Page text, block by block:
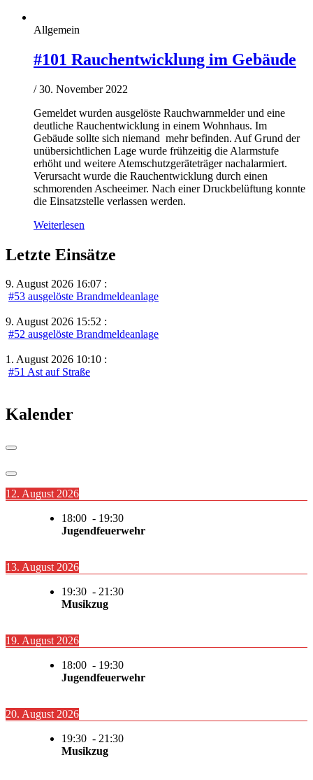
Allgemein
#101 Rauchentwicklung im Gebäude
/ 30. November 2022
Gemeldet wurden ausgelöste Rauchwarnmelder und eine
deutliche Rauchentwicklung in einem Wohnhaus. Im
Gebäude sollte sich niemand mehr befinden. Auf Grund der
unübersichtlichen Lage wurde frühzeitig die Alarmstufe
erhöht und weitere Atemschutzgeräteträger nachalarmiert.
Verursacht wurde die Rauchentwicklung durch einen
schmorenden Ascheeimer. Nach einer Druckbelüftung konnte
die Einsatzstelle verlassen werden.
Weiterlesen
Letzte Einsätze
9. August 2026 16:07 :
#53 ausgelöste Brandmeldeanlage
9. August 2026 15:52 :
#52 ausgelöste Brandmeldeanlage
1. August 2026 10:10 :
#51 Ast auf Straße
Kalender
12. August 2026
18:00 - 19:30
Jugendfeuerwehr
13. August 2026
19:30 - 21:30
Musikzug
19. August 2026
18:00 - 19:30
Jugendfeuerwehr
20. August 2026
19:30 - 21:30
Musikzug